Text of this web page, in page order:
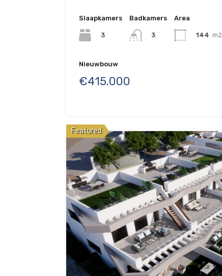
Slaapkamers
3
Badkamers
3
Area
144 m2
Nieuwbouw
€415.000
Featured